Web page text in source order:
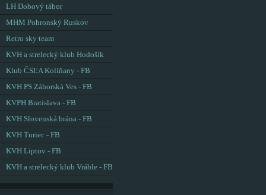
LH Dobový tábor
MHM Pohronský Ruskov
Retro sky team
KVH a strelecký klub Hodošík
Klub ČSĽA Kolíňany - FB
KVH PS Záhorská Ves - FB
KVPH Bratislava - FB
KVH Slovenská brána - FB
KVH Turiec - FB
KVH Liptov - FB
KVH a strelecký klub Vráble - FB